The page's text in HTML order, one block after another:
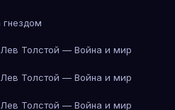
Лев Толстой — Война и мир
Лев Толстой — Война и мир
Лев Толстой — Война и мир